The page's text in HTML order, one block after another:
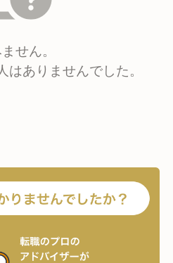
せん。
ありませんでした。